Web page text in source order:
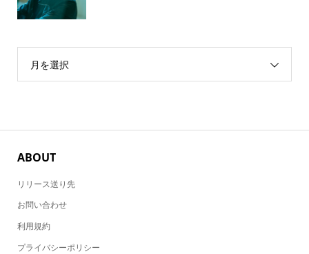
月を選択
ABOUT
リリース送り先
お問い合わせ
利用規約
プライバシーポリシー